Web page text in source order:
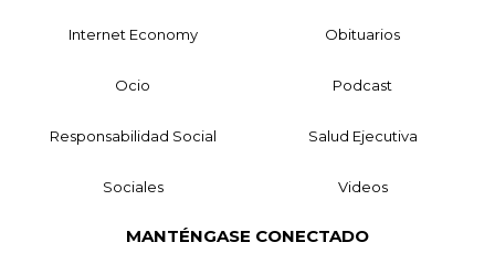
Internet Economy Obituarios
Ocio Podcast
Responsabilidad Social Salud Ejecutiva
Sociales Videos
MANTÉNGASE CONECTADO